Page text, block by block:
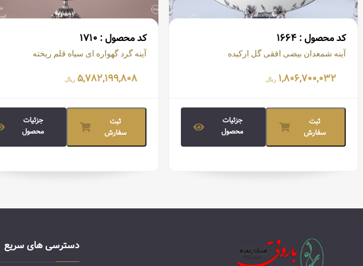
کد محصول : ۱۶۶۴
آینه شمعدان بیضی افقی گل ارکیده
۱,۸۰۶,۷۰۰,۰۳۲ ریال
ثبت
سفارش
جزئیات
محصول
کد محصول : ۱۷۱۰
آینه گرد گهواره ای سیاه قلم ریخته
۵,۷۸۲,۱۹۹,۸۰۸ ریال
ثبت
سفارش
جزئیات
محصول
دسترسی های سریع